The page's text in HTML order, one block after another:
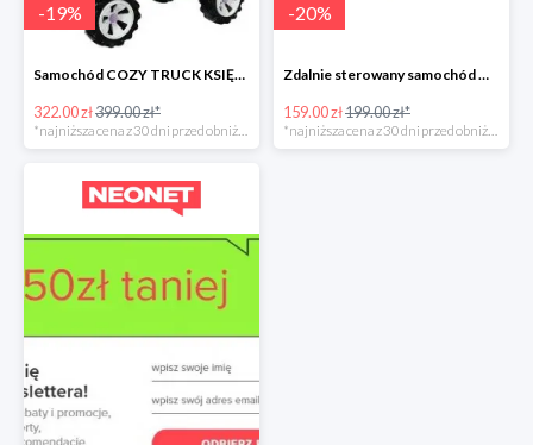
-19%
Samochód COZY TRUCK KSIĘŻNICZKI
322.00 zł399.00 zł*
*najniższa cena z 30 dni przed obniżką
-20%
Zdalnie sterowany samochód Q35
159.00 zł199.00 zł*
*najniższa cena z 30 dni przed obniżką